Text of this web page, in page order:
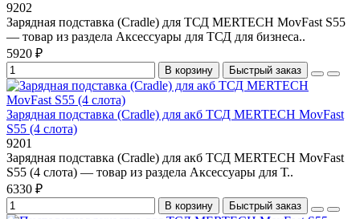
9202
Зарядная подставка (Cradle) для ТСД MERTECH MovFast S55
— товар из раздела Аксессуары для ТСД для бизнеса..
5920 ₽
В корзину Быстрый заказ
Зарядная подставка (Cradle) для акб ТСД MERTECH MovFast
S55 (4 слота)
9201
Зарядная подставка (Cradle) для акб ТСД MERTECH MovFast
S55 (4 слота) — товар из раздела Аксессуары для Т..
6330 ₽
В корзину Быстрый заказ